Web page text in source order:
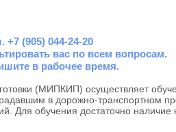
+7 (905) 044-24-20
вас по всем вопросам.
в рабочее время.
(МИПКИП) осуществляет
в дорожно-транспортном
Для обучения достаточно